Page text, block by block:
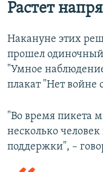
Растет
Накануне этих
прошел одиночный
"Умное
плакат "Нет войне
"Во время пикета
несколько
поддержки", –